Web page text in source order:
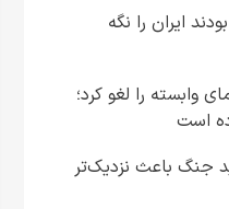
ایران را نگه
وابسته را لغو کرد؛
است
جنگ باعث نزدیک‌تر